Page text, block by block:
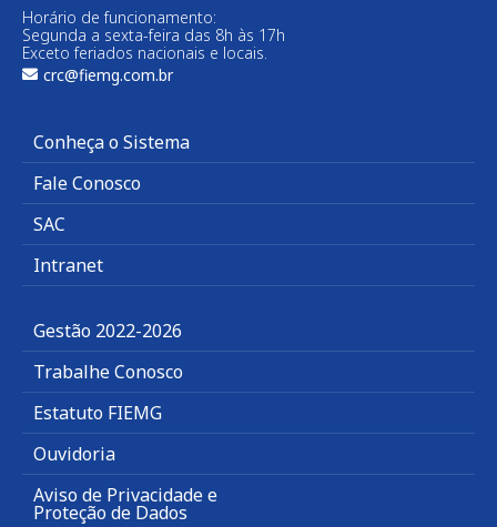
Horário de funcionamento:
Segunda a sexta-feira das 8h às 17h
Exceto feriados nacionais e locais.
crc@fiemg.com.br
Conheça o Sistema
Fale Conosco
SAC
Intranet
Gestão 2022-2026
Trabalhe Conosco
Estatuto FIEMG
Ouvidoria
Aviso de Privacidade e
Proteção de Dados